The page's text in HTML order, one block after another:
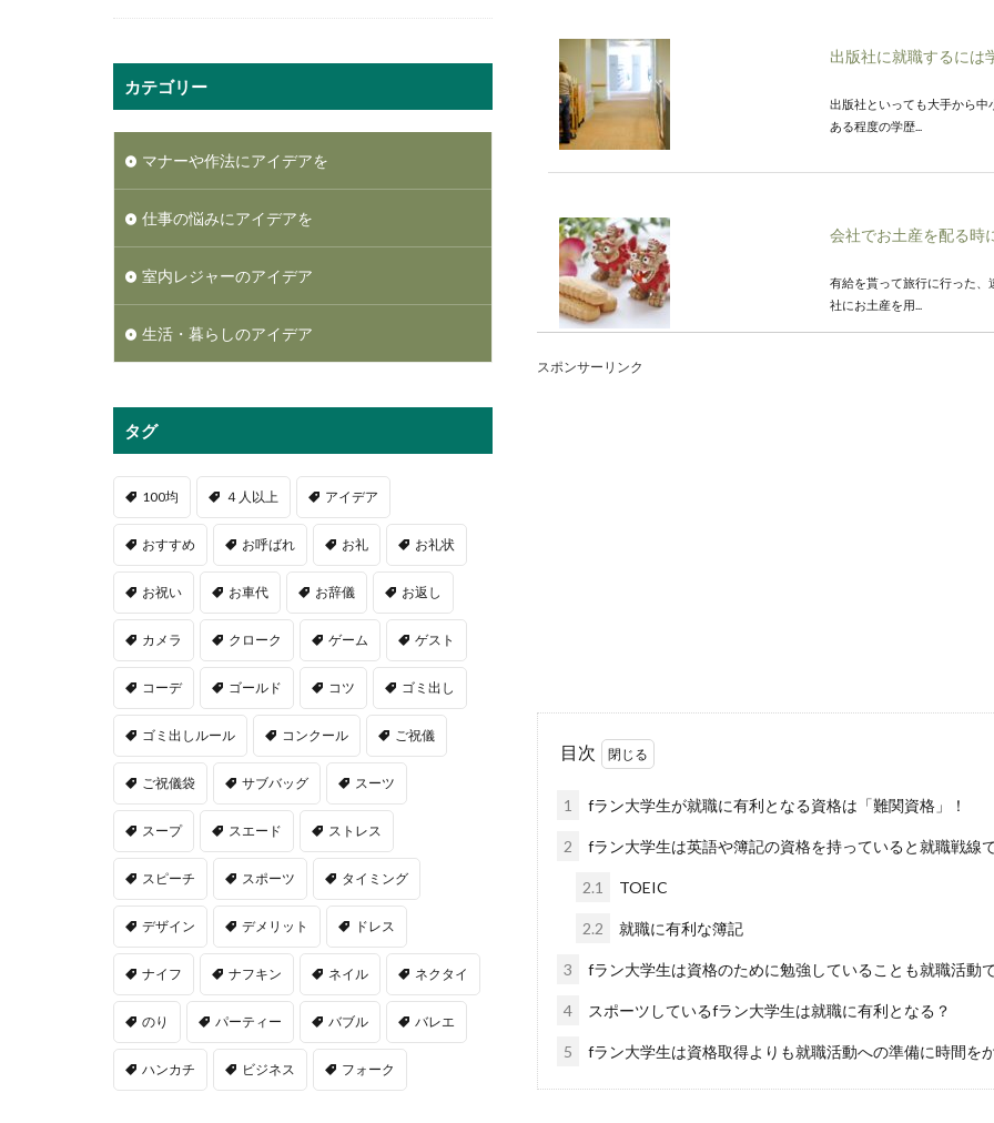
出版社に就職するには
出版社といっても大手から中
ある程度の学歴...
会社でお土産を配る時
有給を貰って旅行に行った
社にお土産を用...
水泳のリレーの飛び込
皆さん、水泳の試合をテレビ
てもテレビ...
転職をしたいと考えている
で、内定辞退をし...
スポンサーリンク
目次
1 fラン大学生が就職に有利となる資格は「難関資格」！
2 fラン大学生は英語や簿記の資格を持っていると就職戦線
2.1 TOEIC
2.2 就職に有利な簿記
3 fラン大学生は資格のために勉強していることも就職活動
4 スポーツしているfラン大学生は就職に有利となる？
5 fラン大学生は資格取得よりも就職活動への準備に時間を
カテゴリー
マナーや作法にアイデアを
仕事の悩みにアイデアを
室内レジャーのアイデア
生活・暮らしのアイデア
タグ
100均 ４人以上 アイデア
おすすめ お呼ばれ お礼 お礼状
お祝い お車代 お辞儀 お返し
カメラ クローク ゲーム ゲスト
コーデ ゴールド コツ ゴミ出し
ゴミ出しルール コンクール ご祝儀
ご祝儀袋 サブバッグ スーツ
スープ スエード ストレス
スピーチ スポーツ タイミング
デザイン デメリット ドレス
ナイフ ナフキン ネイル ネクタイ
のり パーティー バブル バレエ
ハンカチ ビジネス フォーク